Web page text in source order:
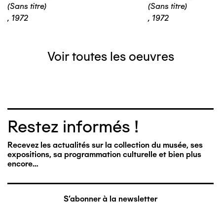
(Sans titre)
, 1972
(Sans titre)
, 1972
Voir toutes les oeuvres
Restez informés !
Recevez les actualités sur la collection du musée, ses
expositions, sa programmation culturelle et bien plus
encore…
S'abonner à la newsletter